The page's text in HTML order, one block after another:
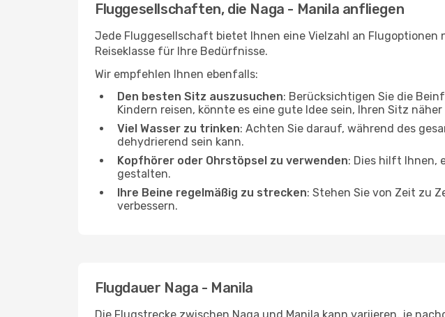
Fluggesellschaften, die Naga - Manila anfliegen
Jede Fluggesellschaft bietet Ihnen eine Vielzahl an Flugoptionen
Reiseklasse für Ihre Bedürfnisse.
Wir empfehlen Ihnen ebenfalls:
Den besten Sitz auszusuchen: Berücksichtigen Sie die
Kindern reisen, könnte es eine gute Idee sein, Ihren Sitz
Viel Wasser zu trinken: Achten Sie darauf, während des
dehydrierend sein kann.
Kopfhörer oder Ohrstöpsel zu verwenden: Dies hilft Ihnen,
gestalten.
Ihre Beine regelmäßig zu strecken: Stehen Sie von Zeit zu
verbessern.
Flugdauer Naga - Manila